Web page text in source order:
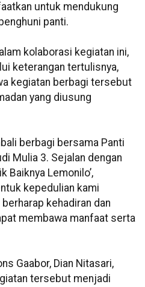
untuk mendukung
panti.
kolaborasi kegiatan ini,
keterangan tertulisnya,
kegiatan berbagi tersebut
yang diusung
berbagi bersama Panti
Mulia 3. Sejalan dengan
Baiknya Lemonilo’,
kepedulian kami
kehadiran dan
membawa manfaat serta
Gaabor, Dian Nitasari,
tersebut menjadi